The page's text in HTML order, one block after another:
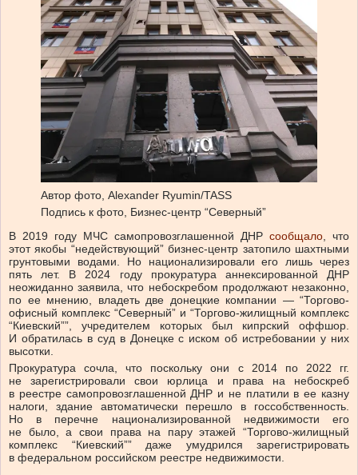
Автор фото, Alexander Ryumin/TASS
Подпись к фото, Бизнес-центр “Северный”
В 2019 году МЧС самопровозглашенной ДНР сообщало, что
этот якобы “недействующий” бизнес-центр затопило шахтными
грунтовыми водами. Но национализировали его лишь через
пять лет. В 2024 году прокуратура аннексированной ДНР
неожиданно заявила, что небоскребом продолжают незаконно,
по ее мнению, владеть две донецкие компании — “Торгово-
офисный комплекс “Северный” и “Торгово-жилищный комплекс
“Киевский””, учредителем которых был кипрский оффшор.
И обратилась в суд в Донецке с иском об истребовании у них
высотки.
Прокуратура сочла, что поскольку они с 2014 по 2022 гг.
не зарегистрировали свои юрлица и права на небоскреб
в реестре самопровозглашенной ДНР и не платили в ее казну
налоги, здание автоматически перешло в госсобственность.
Но в перечне национализированной недвижимости его
не было, а свои права на пару этажей “Торгово-жилищный
комплекс “Киевский”” даже умудрился зарегистрировать
в федеральном российском реестре недвижимости.